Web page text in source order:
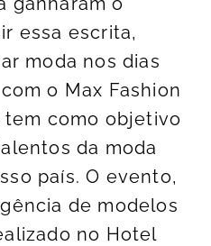
essa escrita,
moda nos dias
o Max Fashion
tem como objetivo
da moda
país. O evento,
de modelos
no Hotel